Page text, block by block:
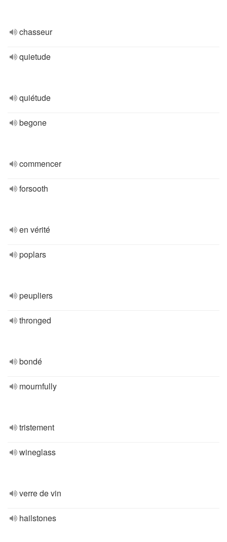
chasseur
quietude
quiétude
begone
commencer
forsooth
en vérité
poplars
peupliers
thronged
bondé
mournfully
tristement
wineglass
verre de vin
hailstones